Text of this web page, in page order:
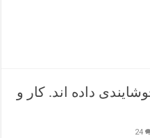
داده اند. کار و
24